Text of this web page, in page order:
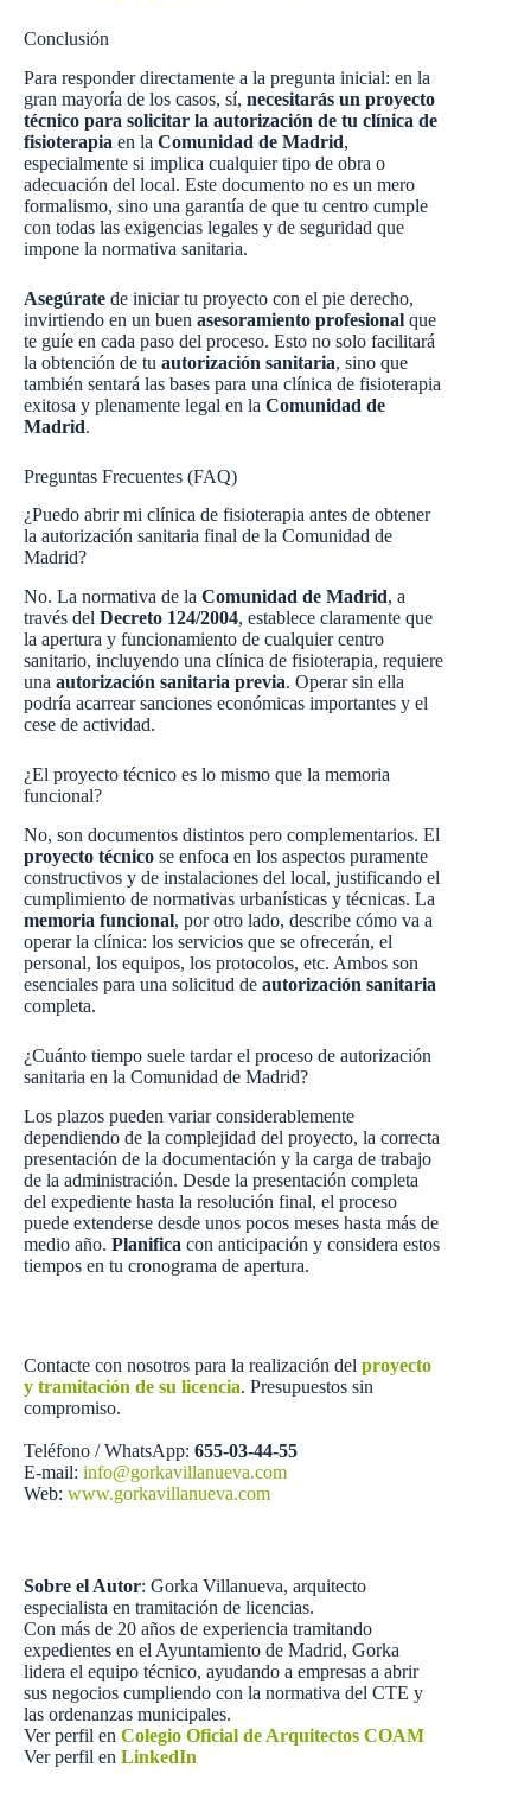
Conclusión
Para responder directamente a la pregunta inicial: en la
gran mayoría de los casos, sí, necesitarás un proyecto
técnico para solicitar la autorización de tu clínica de
fisioterapia en la Comunidad de Madrid,
especialmente si implica cualquier tipo de obra o
adecuación del local. Este documento no es un mero
formalismo, sino una garantía de que tu centro cumple
con todas las exigencias legales y de seguridad que
impone la normativa sanitaria.
Asegúrate de iniciar tu proyecto con el pie derecho,
invirtiendo en un buen asesoramiento profesional que
te guíe en cada paso del proceso. Esto no solo facilitará
la obtención de tu autorización sanitaria, sino que
también sentará las bases para una clínica de fisioterapia
exitosa y plenamente legal en la Comunidad de
Madrid.
Preguntas Frecuentes (FAQ)
¿Puedo abrir mi clínica de fisioterapia antes de obtener
la autorización sanitaria final de la Comunidad de
Madrid?
No. La normativa de la Comunidad de Madrid, a
través del Decreto 124/2004, establece claramente que
la apertura y funcionamiento de cualquier centro
sanitario, incluyendo una clínica de fisioterapia, requiere
una autorización sanitaria previa. Operar sin ella
podría acarrear sanciones económicas importantes y el
cese de actividad.
¿El proyecto técnico es lo mismo que la memoria
funcional?
No, son documentos distintos pero complementarios. El
proyecto técnico se enfoca en los aspectos puramente
constructivos y de instalaciones del local, justificando el
cumplimiento de normativas urbanísticas y técnicas. La
memoria funcional, por otro lado, describe cómo va a
operar la clínica: los servicios que se ofrecerán, el
personal, los equipos, los protocolos, etc. Ambos son
esenciales para una solicitud de autorización sanitaria
completa.
¿Cuánto tiempo suele tardar el proceso de autorización
sanitaria en la Comunidad de Madrid?
Los plazos pueden variar considerablemente
dependiendo de la complejidad del proyecto, la correcta
presentación de la documentación y la carga de trabajo
de la administración. Desde la presentación completa
del expediente hasta la resolución final, el proceso
puede extenderse desde unos pocos meses hasta más de
medio año. Planifica con anticipación y considera estos
tiempos en tu cronograma de apertura.
Contacte con nosotros para la realización del proyecto
y tramitación de su licencia. Presupuestos sin
compromiso.
Teléfono / WhatsApp: 655-03-44-55
E-mail: info@gorkavillanueva.com
Web: www.gorkavillanueva.com
Sobre el Autor: Gorka Villanueva, arquitecto
especialista en tramitación de licencias.
Con más de 20 años de experiencia tramitando
expedientes en el Ayuntamiento de Madrid, Gorka
lidera el equipo técnico, ayudando a empresas a abrir
sus negocios cumpliendo con la normativa del CTE y
las ordenanzas municipales.
Ver perfil en Colegio Oficial de Arquitectos COAM
Ver perfil en LinkedIn